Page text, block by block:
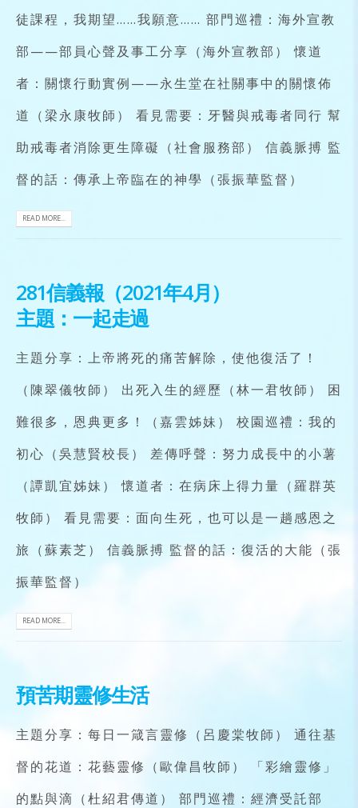
徒課程，我期望……我願意…… 部門巡禮：海外宣教
部——部員心聲及事工分享（海外宣教部） 懷道
者：關懷行動實例——永生堂在社關事中的關懷佈
道（梁永康牧師） 看見需要：牙醫與戒毒者同行 幫
助戒毒者消除更生障礙（社會服務部） 信義脈搏 監
督的話：傳承上帝臨在的神學（張振華監督）
READ MORE...
281信義報（2021年4月）
主題：一起走過
主題分享：上帝將死的痛苦解除，使他復活了！
（陳翠儀牧師） 出死入生的經歷（林一君牧師） 困
難很多，恩典更多！（嘉雲姊妹） 校園巡禮：我的
初心（吳慧賢校長） 差傳呼聲：努力成長中的小薯
（譚凱宜姊妹） 懷道者：在病床上得力量（羅群英
牧師） 看見需要：面向生死，也可以是一趟感恩之
旅（蘇素芝） 信義脈搏 監督的話：復活的大能（張
振華監督）
READ MORE...
預苦期靈修生活
主題分享：每日一箴言靈修（呂慶棠牧師） 通往基
督的花道：花藝靈修（歐偉昌牧師） 「彩繪靈修」
的點與滴（杜紹君傳道） 部門巡禮：經濟受託部